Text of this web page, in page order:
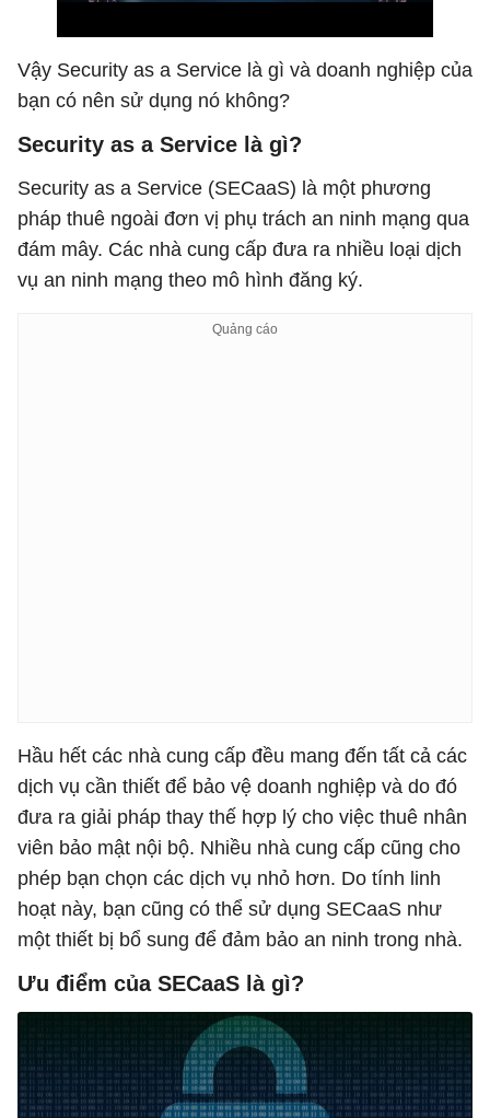
Vậy Security as a Service là gì và doanh nghiệp của
bạn có nên sử dụng nó không?
Security as a Service là gì?
Security as a Service (SECaaS) là một phương
pháp thuê ngoài đơn vị phụ trách an ninh mạng qua
đám mây. Các nhà cung cấp đưa ra nhiều loại dịch
vụ an ninh mạng theo mô hình đăng ký.
Hầu hết các nhà cung cấp đều mang đến tất cả các
dịch vụ cần thiết để bảo vệ doanh nghiệp và do đó
đưa ra giải pháp thay thế hợp lý cho việc thuê nhân
viên bảo mật nội bộ. Nhiều nhà cung cấp cũng cho
phép bạn chọn các dịch vụ nhỏ hơn. Do tính linh
hoạt này, bạn cũng có thể sử dụng SECaaS như
một thiết bị bổ sung để đảm bảo an ninh trong nhà.
Ưu điểm của SECaaS là gì?